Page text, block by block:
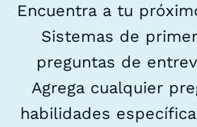
Encuentra a tu
Sistemas de
preguntas de
Agrega cualquier
habilidades